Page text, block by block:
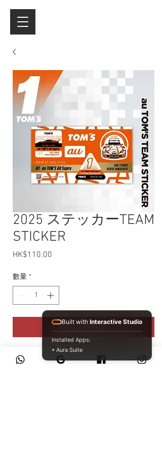
2025 ステッカーTEAM
STICKER
HK$110.00
數量 *
新增至購物車
2025 ステッカー【TGR TEAM au
Built with Interactive Studio
Installed Apps:
• Aura Suite